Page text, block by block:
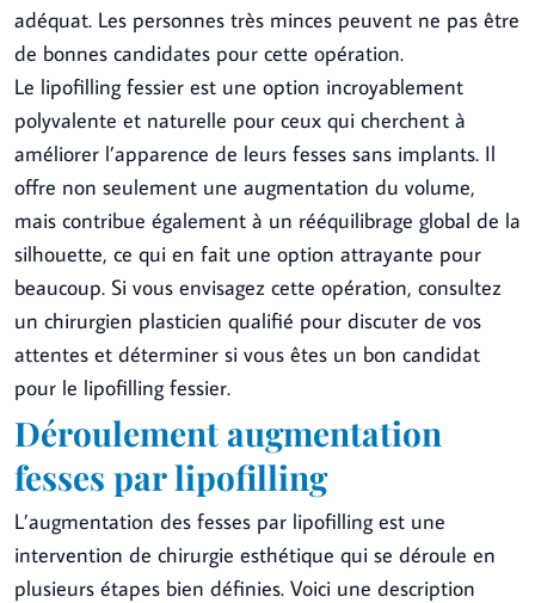
adéquat. Les personnes très minces peuvent ne pas être
de bonnes candidates pour cette opération.
Le lipofilling fessier est une option incroyablement
polyvalente et naturelle pour ceux qui cherchent à
améliorer l’apparence de leurs fesses sans implants. Il
offre non seulement une augmentation du volume,
mais contribue également à un rééquilibrage global de la
silhouette, ce qui en fait une option attrayante pour
beaucoup. Si vous envisagez cette opération, consultez
un chirurgien plasticien qualifié pour discuter de vos
attentes et déterminer si vous êtes un bon candidat
pour le lipofilling fessier.
Déroulement augmentation
fesses par lipofilling
L’augmentation des fesses par lipofilling est une
intervention de chirurgie esthétique qui se déroule en
plusieurs étapes bien définies. Voici une description